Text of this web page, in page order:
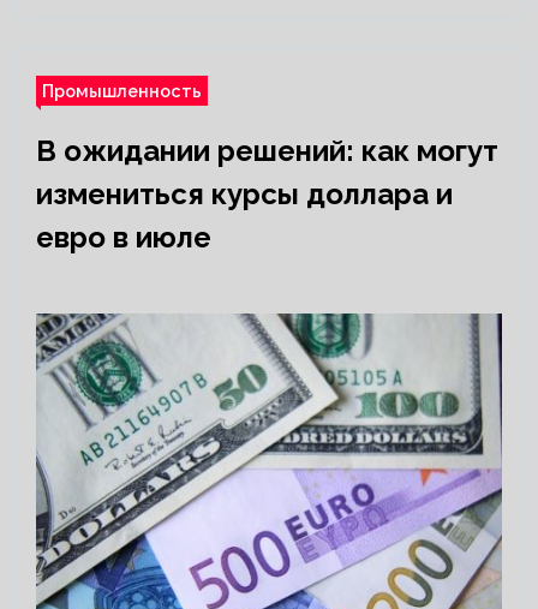
Промышленность
В ожидании решений: как могут
измениться курсы доллара и
евро в июле